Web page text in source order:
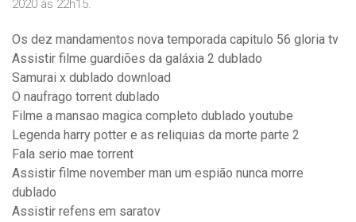
2020 às 22h15.
Os dez mandamentos nova temporada capitulo 56 gloria tv
Assistir filme guardiões da galáxia 2 dublado
Samurai x dublado download
O naufrago torrent dublado
Filme a mansao magica completo dublado youtube
Legenda harry potter e as reliquias da morte parte 2
Fala serio mae torrent
Assistir filme november man um espião nunca morre
dublado
Assistir refens em saratov